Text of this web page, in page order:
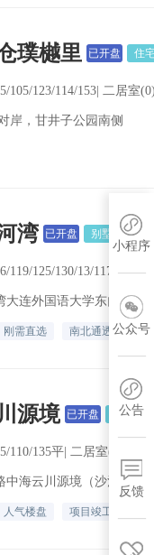
璞樾里 已开盘 住
105/123/114/153| 二居室
岸，甘井子公园南侧
湾 已开盘 别墅
119/125/130/13/117/126
大连外国语大学东门北行
刚需直选 南北通透 双
源境 已开盘 住宅
110/135平| 二居室(0) 三
中海云川源境（沙河口区
人气楼盘 项目竣工
小程序
公众号
公告
反馈